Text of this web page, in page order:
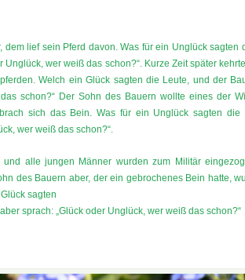
dem lief sein Pferd davon. Was für ein Unglück sagten
Unglück, wer weiß das schon?“. Kurze Zeit später
Welch ein Glück sagten die Leute, und der
schon?“ Der Sohn des Bauern wollte eines der
sich das Bein. Was für ein Unglück sagten die
wer weiß das schon?“.
alle jungen Männer wurden zum Militär
des Bauern aber, der ein gebrochenes Bein hatte,
sagten
sprach: „Glück oder Unglück, wer weiß das schon?“